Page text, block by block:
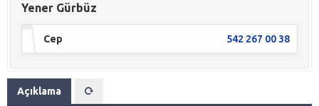
Yener Gürbüz
Cep 542 267 00 38
Açıklama